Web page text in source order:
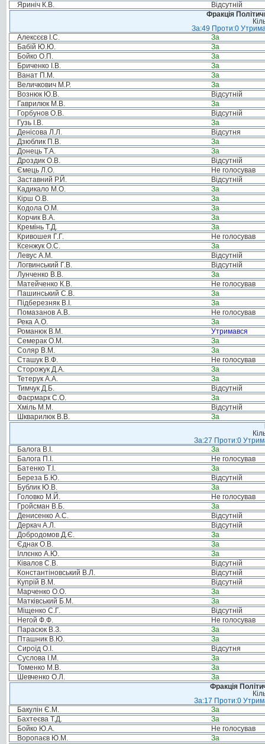
Яриніч К.В.
Відсутній
Фракція
За:49 Проти:0
Алексєєв І.С.
За
Бабій Ю.Ю.
За
Бойко О.П.
За
Бриченко І.В.
За
Ванат П.М.
За
Величкович М.Р.
За
Вознюк Ю.В.
Відсутній
Гаврилюк М.В.
За
Горбунов О.В.
Відсутній
Гузь І.В.
За
Денісова Л.Л.
Відсутня
Дзюблик П.В.
За
Донець Т.А.
За
Дроздик О.В.
Відсутній
Ємець Л.О.
Не голосував
Заставний Р.Й.
Відсутній
Кадикало М.О.
За
Кірш О.В.
За
Кодола О.М.
За
Корчик В.А.
За
Кремінь Т.Д.
За
Кривошея Г.Г.
Не голосував
Ксенжук О.С.
За
Левус А.М.
Відсутній
Логвинський Г.В.
Відсутній
Лунченко В.В.
За
Матейченко К.В.
Не голосував
Пашинський С.В.
За
Підберезняк В.І.
За
Помазанов А.В.
Не голосував
Река А.О.
За
Романюк В.М.
Утримався
Семерак О.М.
За
Соляр В.М.
За
Сташук В.Ф.
Не голосував
Сторожук Д.А.
За
Тетерук А.А.
За
Тимчук Д.Б.
Відсутній
Фаєрмарк С.О.
За
Хміль М.М.
Відсутній
Шкварилюк В.В.
За
За:27 Проти:0
Балога В.І.
За
Балога П.І.
Не голосував
Батенко Т.І.
За
Береза Б.Ю.
Відсутній
Бублик Ю.В.
За
Головко М.Й.
Не голосував
Гройсман В.Б.
За
Денисенко А.С.
Відсутній
Деркач А.Л.
Відсутній
Добродомов Д.Є.
За
Єднак О.В.
За
Іллєнко А.Ю.
За
Ківалов С.В.
Відсутній
Константіновський В.Л.
Відсутній
Купрій В.М.
Відсутній
Марченко О.О.
За
Матківський Б.М.
За
Міщенко С.Г.
Відсутній
Негой Ф.Ф.
Не голосував
Парасюк В.З.
За
Пташник В.Ю.
За
Сироїд О.І.
Відсутня
Суслова І.М.
За
Томенко М.В.
За
Шевченко О.Л.
За
Фракція
За:17 Проти:0
Бакулін Є.М.
За
Бахтеєва Т.Д.
За
Бойко Ю.А.
Не голосував
Воропаєв Ю.М.
За